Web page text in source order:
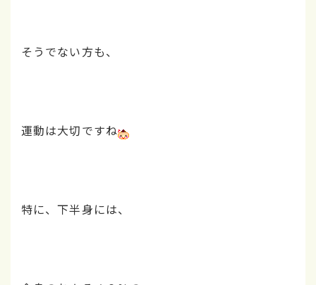
そうでない方も、
運動は大切ですね
特に、下半身には、